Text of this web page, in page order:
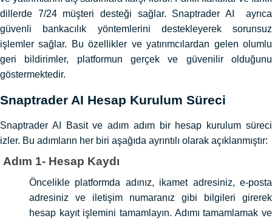
dillerde 7/24 müşteri desteği sağlar. Snaptrader AI ayrıca
güvenli bankacılık yöntemlerini destekleyerek sorunsuz
işlemler sağlar. Bu özellikler ve yatırımcılardan gelen olumlu
geri bildirimler, platformun gerçek ve güvenilir olduğunu
göstermektedir.
Snaptrader AI Hesap Kurulum Süreci
Snaptrader AI Basit ve adım adım bir hesap kurulum süreci
izler. Bu adımların her biri aşağıda ayrıntılı olarak açıklanmıştır:
Adım 1- Hesap Kaydı
Öncelikle platformda adınız, ikamet adresiniz, e-posta
adresiniz ve iletişim numaranız gibi bilgileri girerek
hesap kayıt işlemini tamamlayın. Adımı tamamlamak ve